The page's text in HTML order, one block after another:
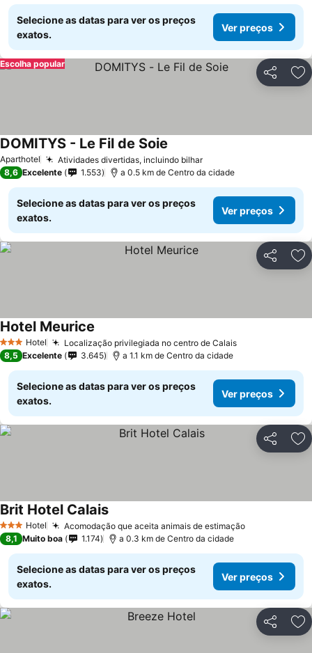
Selecione as datas para ver os preços
exatos.
Ver preços
Partilhar
Escolha popular
Aparthotel Atividades divertidas, incluindo bilhar
DOMITYS - Le Fil de Soie
8,6 Excelente 1.553 a 0.5 km de Centro da cidade
Selecione as datas para ver os preços
exatos.
Ver preços
Partilhar
3 EstrelasHotel Localização privilegiada no centro de Calais
Hotel Meurice
8,5 Excelente 3.645 a 1.1 km de Centro da cidade
Selecione as datas para ver os preços
exatos.
Ver preços
Partilhar
3 EstrelasHotel Acomodação que aceita animais de estimação
Brit Hotel Calais
8,1 Muito boa 1.174 a 0.3 km de Centro da cidade
Selecione as datas para ver os preços
exatos.
Ver preços
Partilhar